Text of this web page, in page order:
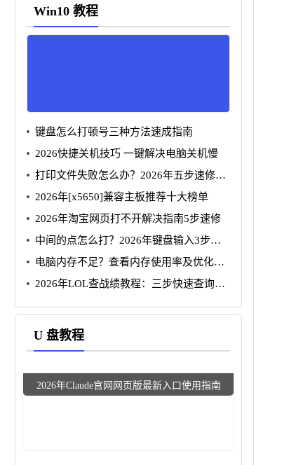
Win10 教程
键盘怎么打顿号三种方法速成指南
2026快捷关机技巧 一键解决电脑关机慢
打印文件失败怎么办？2026年五步速修指
2026年[x5650]兼容主板推荐十大榜单
2026年淘宝网页打不开解决指南5步速修
U 盘教程
2026年Claude官网网页版最新入口使用指南